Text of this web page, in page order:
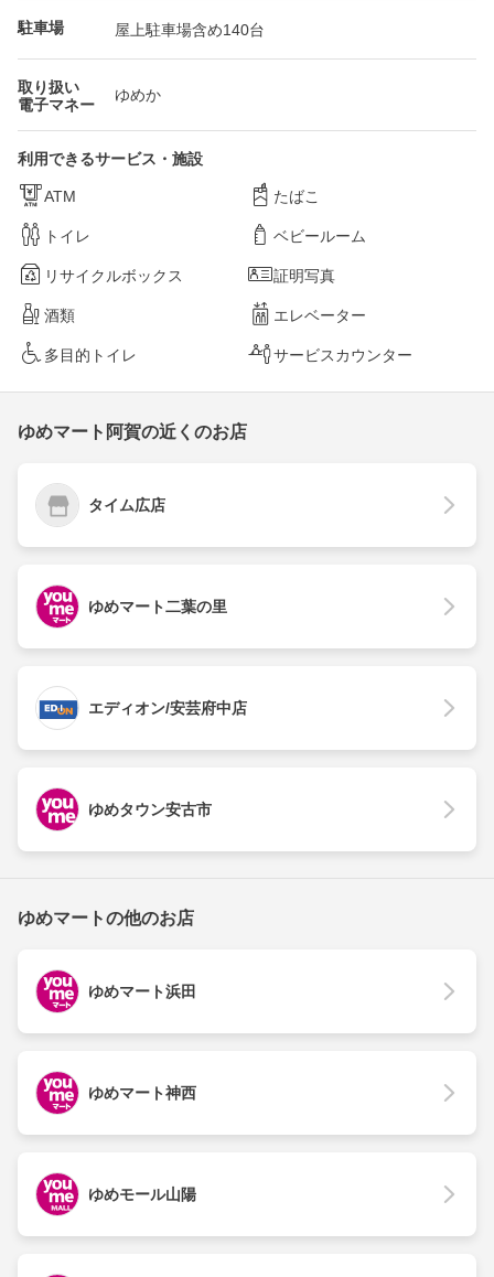
駐車場 屋上駐車場含め140台
取り扱い
電子マネー
ゆめか
利用できるサービス・施設
ATM たばこ
トイレ ベビールーム
リサイクルボックス 証明写真
酒類 エレベーター
多目的トイレ サービスカウンター
ゆめマート阿賀の近くのお店
タイム広店
ゆめマート二葉の里
エディオン/安芸府中店
ゆめタウン安古市
ゆめマートの他のお店
ゆめマート浜田
ゆめマート神西
ゆめモール山陽